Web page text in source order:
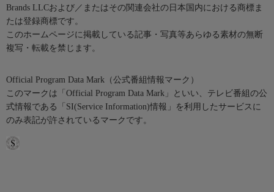
Brands LLCおよび／またはその関連会社の日本国内における商標ま
たは登録商標です。
このホームページに掲載している記事・写真等あらゆる素材の無断
複写・転載を禁じます。
Official Program Data Mark（公式番組情報マーク）
このマークは「Official Program Data Mark」といい、テレビ番組の公
式情報である「SI(Service Information)情報」を利用したサービスに
のみ表記が許されているマークです。